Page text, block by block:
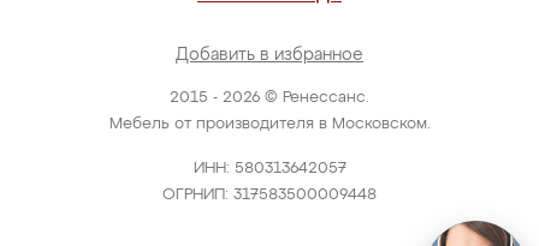
2015 - 2026 © Ренессанс.
Мебель от производителя в Московском.
ИНН: 580313642057
ОГРНИП: 317583500009448
Добавить в избранное